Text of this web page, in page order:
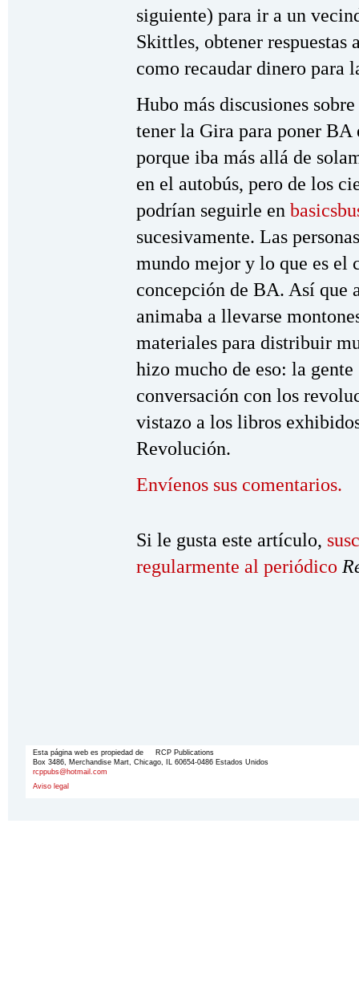
siguiente) para ir a un
Skittles, obtener respuestas
como recaudar dinero para
Hubo más discusiones
tener la Gira para poner BA
porque iba más allá de
en el autobús, pero de los
podrían seguirle en
sucesivamente. Las
mundo mejor y lo que es el
concepción de BA. Así que
animaba a llevarse
materiales para distribuir
hizo mucho de eso: la
conversación con los
vistazo a los libros
Revolución.
Envíenos sus comentarios.
Si le gusta este artículo,
regularmente al periódico
Esta página web es propiedad de RCP Publications
Box 3486, Merchandise Mart, Chicago, IL 60654-0486 Estados Unidos
rcppubs@hotmail.com
Aviso legal